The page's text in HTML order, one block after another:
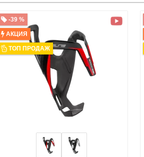
-39 %
АКЦИЯ
ТОП ПРОДАЖ